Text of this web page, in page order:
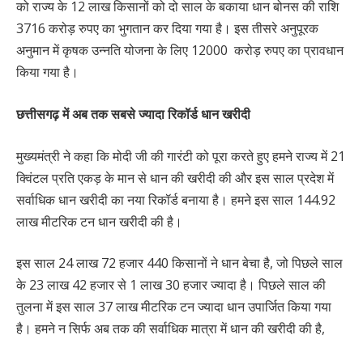
को राज्य के 12 लाख किसानों को दो साल के बकाया धान बोनस की राशि
3716 करोड़ रुपए का भुगतान कर दिया गया है। इस तीसरे अनुपूरक
अनुमान में कृषक उन्नति योजना के लिए 12000 करोड़ रुपए का प्रावधान
किया गया है।
छत्तीसगढ़ में अब तक सबसे ज्यादा रिकॉर्ड धान खरीदी
मुख्यमंत्री ने कहा कि मोदी जी की गारंटी को पूरा करते हुए हमने राज्य में 21
क्विंटल प्रति एकड़ के मान से धान की खरीदी की और इस साल प्रदेश में
सर्वाधिक धान खरीदी का नया रिकॉर्ड बनाया है। हमने इस साल 144.92
लाख मीटरिक टन धान खरीदी की है।
इस साल 24 लाख 72 हजार 440 किसानों ने धान बेचा है, जो पिछले साल
के 23 लाख 42 हजार से 1 लाख 30 हजार ज्यादा है। पिछले साल की
तुलना में इस साल 37 लाख मीटरिक टन ज्यादा धान उपार्जित किया गया
है। हमने न सिर्फ अब तक की सर्वाधिक मात्रा में धान की खरीदी की है,